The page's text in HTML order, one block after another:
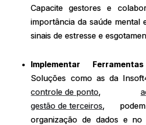
Capacite gestores e
importância da saúde mental
sinais de estresse e
Implementar
Soluções como as da
controle de ponto,
gestão de terceiros,
organização de dados e no